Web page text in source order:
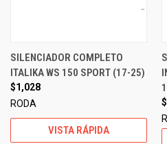
SILENCIADOR COMPLETO
ITALIKA WS 150 SPORT (17-25)
$1,028
RODA
VISTA RÁPIDA